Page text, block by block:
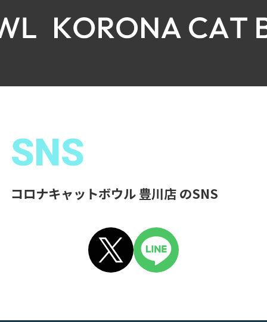
SNS
コロナキャットボウル 豊川店 のSNS